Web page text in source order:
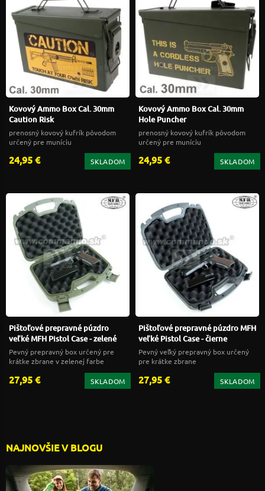
Kovový Ammo Box Cal. 30mm
Caution Risk
prenosný kovový kufrík pôvodom
určený pre muníciu
24,95 € SKLADOM
Kovový Ammo Box Cal. 30mm
Hole Puncher
prenosný kovový kufrík pôvodom
určený pre muníciu
24,95 € SKLADOM
Pištoľové prepravné púzdro
veľké MFH Pistol Case - zelené
Pevný prepravný box určený pre
krátke zbrane v zelenej farbe
27,95 € SKLADOM
Pištoľové prepravné púzdro MFH
veľké Pistol Case - čierne
Pevný veľký prepravný box určený
pre krátke zbrane
27,95 € SKLADOM
NAJNOVŠIE V BLOGU